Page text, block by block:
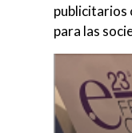
publicitarios
para las